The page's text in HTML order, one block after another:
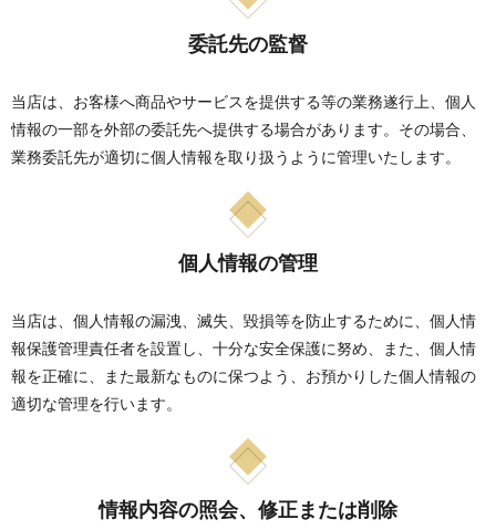
委託先の監督
当店は、お客様へ商品やサービスを提供する等の業務遂行上、個人
情報の一部を外部の委託先へ提供する場合があります。その場合、
業務委託先が適切に個人情報を取り扱うように管理いたします。
個人情報の管理
当店は、個人情報の漏洩、滅失、毀損等を防止するために、個人情
報保護管理責任者を設置し、十分な安全保護に努め、また、個人情
報を正確に、また最新なものに保つよう、お預かりした個人情報の
適切な管理を行います。
情報内容の照会、修正または削除